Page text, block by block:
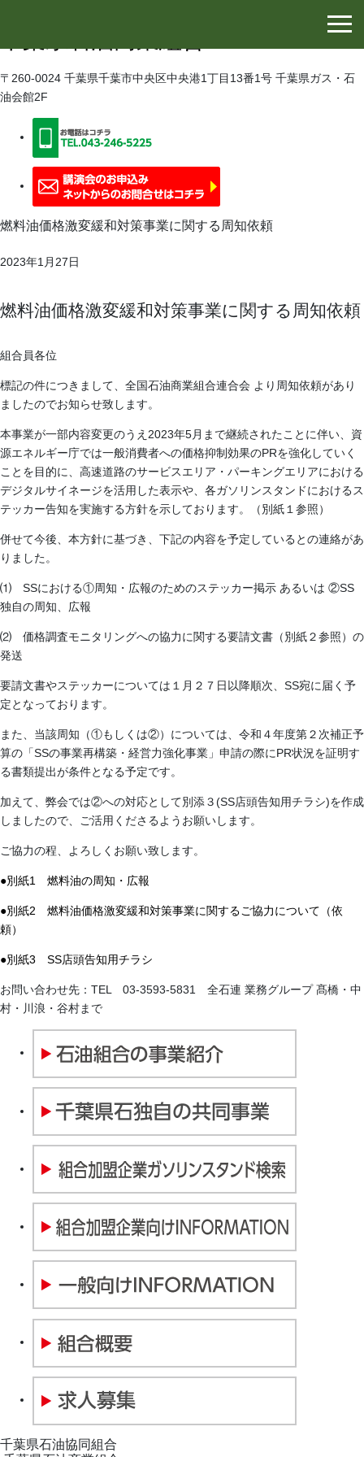
〒260-0024 千葉県千葉市中央区中央港1丁目13番1号 千葉県ガス・石
油会館2F
燃料油価格激変緩和対策事業に関する周知依頼
2023年1月27日
燃料油価格激変緩和対策事業に関する周知依頼
組合員各位
標記の件につきまして、全国石油商業組合連合会 より周知依頼があり
ましたのでお知らせ致します。
本事業が一部内容変更のうえ2023年5月まで継続されたことに伴い、資
源エネルギー庁では一般消費者への価格抑制効果のPRを強化していく
ことを目的に、高速道路のサービスエリア・パーキングエリアにおける
デジタルサイネージを活用した表示や、各ガソリンスタンドにおけるス
テッカー告知を実施する方針を示しております。（別紙１参照）
併せて今後、本方針に基づき、下記の内容を予定しているとの連絡があ
りました。
⑴ SSにおける①周知・広報のためのステッカー掲示 あるいは ②SS
独自の周知、広報
⑵ 価格調査モニタリングへの協力に関する要請文書（別紙２参照）の
発送
要請文書やステッカーについては１月２７日以降順次、SS宛に届く予
定となっております。
また、当該周知（①もしくは②）については、令和４年度第２次補正予
算の「SSの事業再構築・経営力強化事業」申請の際にPR状況を証明す
る書類提出が条件となる予定です。
加えて、弊会では②への対応として別添３(SS店頭告知用チラシ)を作成
しましたので、ご活用くださるようお願いします。
ご協力の程、よろしくお願い致します。
●別紙1 燃料油の周知・広報
●別紙2 燃料油価格激変緩和対策事業に関するご協力について（依
頼）
●別紙3 SS店頭告知用チラシ
お問い合わせ先：TEL 03-3593-5831 全石連 業務グループ 髙橋・中
村・川浪・谷村まで
千葉県石油協同組合